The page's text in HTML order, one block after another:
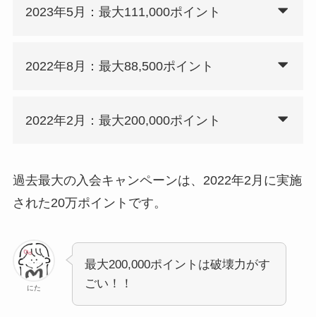
2023年5月：最大111,000ポイント
2022年8月：最大88,500ポイント
2022年2月：最大200,000ポイント
過去最大の入会キャンペーンは、2022年2月に実施
された20万ポイントです。
にた
最大200,000ポイントは破壊力がす
ごい！！